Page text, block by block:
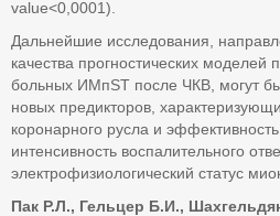
value<0,0001).
Дальнейшие исследования,
качества прогностических
больных ИМпST после ЧКВ, могут
новых предикторов,
коронарного русла и эффективность
интенсивность воспалительного
электрофизиологический статус
Пак Р.Л., Гельцер Б.И.,